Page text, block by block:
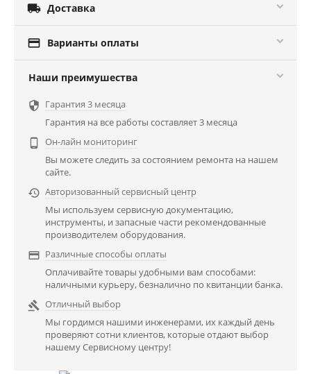
 Доставка
 Варианты оплаты
Наши преимушества
 Гарантия 3 месяца
Гарантия на все работы составляет 3 месяца

Он-лайн мониторинг
Вы можете следить за состоянием ремонта на нашем
сайте.
 Авторизованный сервисный центр
Мы используем сервисную документацию,
инструменты, и запасные части рекомендованные
производителем оборудования.
 Различные способы оплаты
Оплачивайте товары удобными вам способами:
наличными курьеру, безналично по квитанции банка.
 Отличный выбор
Мы гордимся нашими инженерами, их каждый день
проверяют сотни клиентов, которые отдают выбор
нашему Сервисному центру!